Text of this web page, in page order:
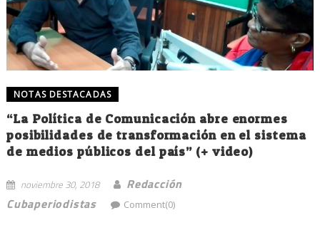
NOTAS DESTACADAS
“La Política de Comunicación abre enormes
posibilidades de transformación en el sistema
de medios públicos del país” (+ video)
noviembre 30, 2018
Redacción
Cubaperiodistas
Comment(0)